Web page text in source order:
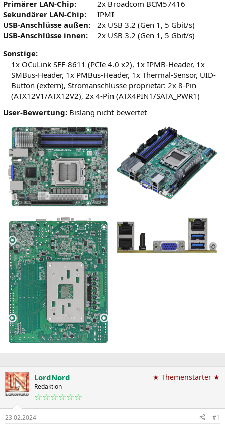
Primärer LAN-Chip:
2x Broadcom BCM57416
Sekundärer LAN-Chip:
IPMI
USB-Anschlüsse außen:
2x USB 3.2 (Gen 1, 5 Gbit/s)
USB-Anschlüsse innen:
2x USB 3.2 (Gen 1, 5 Gbit/s)
Sonstige:
1x OCuLink SFF-8611 (PCIe 4.0 x2), 1x IPMB-Header, 1x
SMBus-Header, 1x PMBus-Header, 1x Thermal-Sensor, UID-
Button (extern), Stromanschlüsse proprietär: 2x 8-Pin
(ATX12V1/ATX12V2), 2x 4-Pin (ATX4PIN1/SATA_PWR1)
User-Bewertung: Bislang nicht bewertet
LordNord
Redaktion
☆☆☆☆☆☆
★ Themenstarter ★
23.02.2024 #1